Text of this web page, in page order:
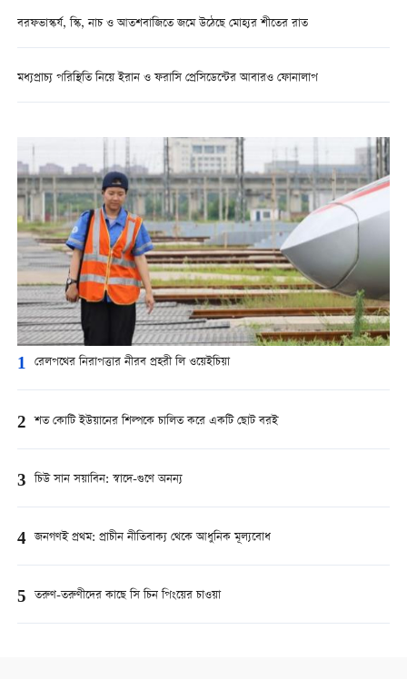
বরফভাস্কর্য, স্কি, নাচ ও আতশবাজিতে জমে উঠেছে মোহ্যর শীতের রাত
মধ্যপ্রাচ্য পরিস্থিতি নিয়ে ইরান ও ফরাসি প্রেসিডেন্টের আবারও ফোনালাপ
1 রেলপথের নিরাপত্তার নীরব প্রহরী লি ওয়েইচিয়া
2 শত কোটি ইউয়ানের শিল্পকে চালিত করে একটি ছোট বরই
3 চিউ সান সয়াবিন: স্বাদে-গুণে অনন্য
4 জনগণই প্রথম: প্রাচীন নীতিবাক্য থেকে আধুনিক মূল্যবোধ
5 তরুণ-তরুণীদের কাছে সি চিন পিংয়ের চাওয়া